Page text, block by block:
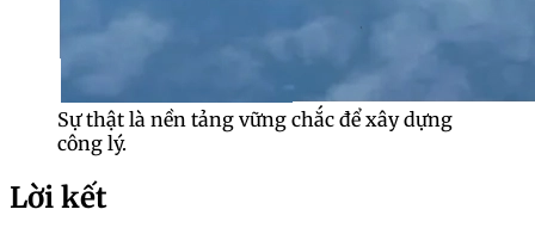
Sự thật là nền tảng vững chắc để xây dựng
công lý.
Lời kết